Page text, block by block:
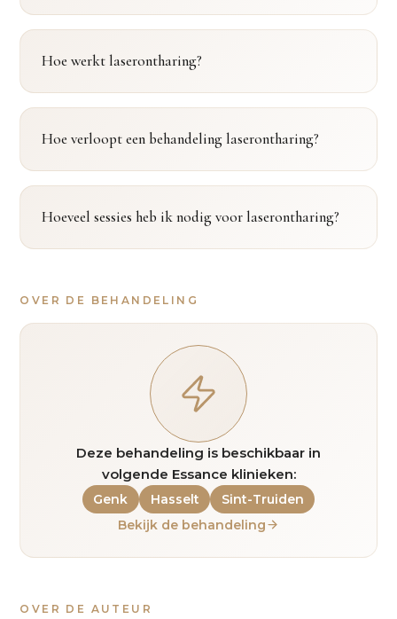
Hoe werkt laserontharing?
Hoe verloopt een behandeling laserontharing?
Hoeveel sessies heb ik nodig voor laserontharing?
OVER DE BEHANDELING
Deze behandeling is beschikbaar in
volgende Essance klinieken:
Genk Hasselt
Sint-Truiden
Bekijk de behandeling
OVER DE AUTEUR